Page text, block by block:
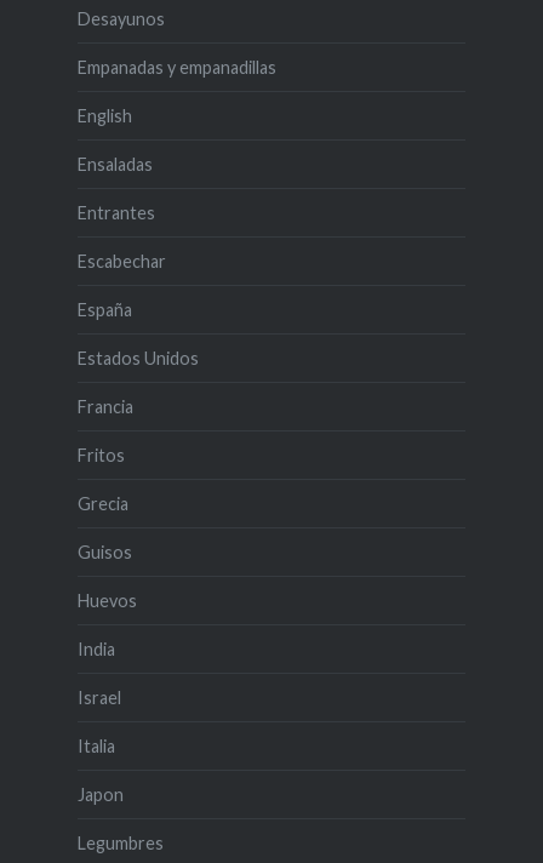
Desayunos
Empanadas y empanadillas
English
Ensaladas
Entrantes
Escabechar
España
Estados Unidos
Francia
Fritos
Grecia
Guisos
Huevos
India
Israel
Italia
Japon
Legumbres